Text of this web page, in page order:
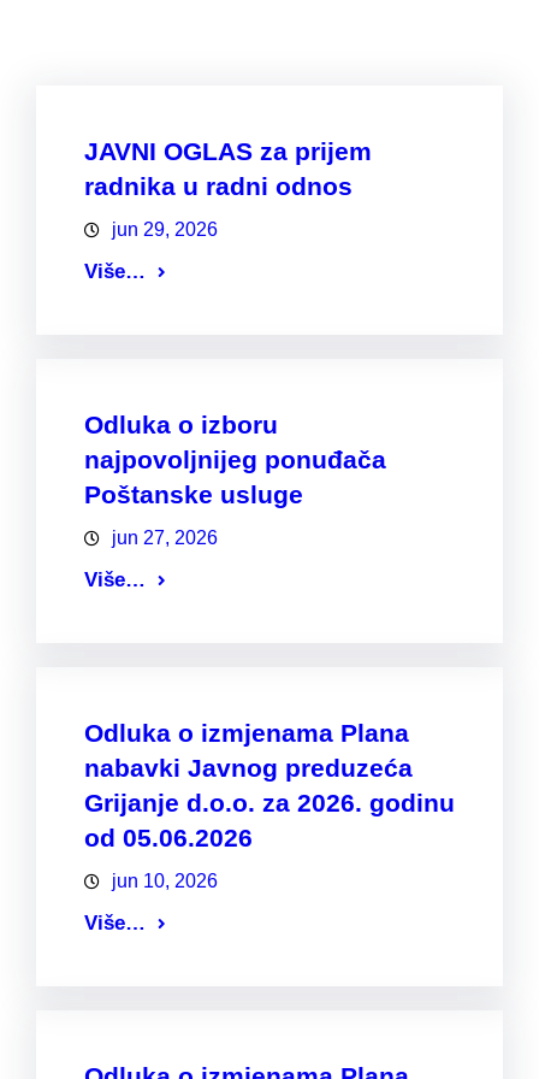
JAVNI OGLAS za prijem
radnika u radni odnos
jun 29, 2026
Više…
Odluka o izboru
najpovoljnijeg ponuđača
Poštanske usluge
jun 27, 2026
Više…
Odluka o izmjenama Plana
nabavki Javnog preduzeća
Grijanje d.o.o. za 2026. godinu
od 05.06.2026
jun 10, 2026
Više…